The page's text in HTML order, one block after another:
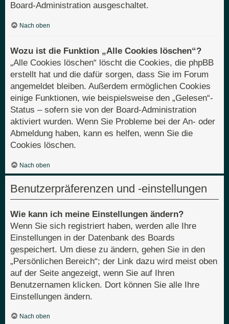
Board-Administration ausgeschaltet.
Nach oben
Wozu ist die Funktion „Alle Cookies löschen“?
„Alle Cookies löschen“ löscht die Cookies, die phpBB
erstellt hat und die dafür sorgen, dass Sie im Forum
angemeldet bleiben. Außerdem ermöglichen Cookies
einige Funktionen, wie beispielsweise den „Gelesen“-
Status – sofern sie von der Board-Administration
aktiviert wurden. Wenn Sie Probleme bei der An- oder
Abmeldung haben, kann es helfen, wenn Sie die
Cookies löschen.
Nach oben
Benutzerpräferenzen und -einstellungen
Wie kann ich meine Einstellungen ändern?
Wenn Sie sich registriert haben, werden alle Ihre
Einstellungen in der Datenbank des Boards
gespeichert. Um diese zu ändern, gehen Sie in den
„Persönlichen Bereich“; der Link dazu wird meist oben
auf der Seite angezeigt, wenn Sie auf Ihren
Benutzernamen klicken. Dort können Sie alle Ihre
Einstellungen ändern.
Nach oben